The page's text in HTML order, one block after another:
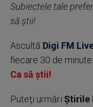
Subiectele tale
să știi!
Ascultă Digi FM
fiecare 30 de minute.
Ca să știi!
Puteţi urmări Știrile